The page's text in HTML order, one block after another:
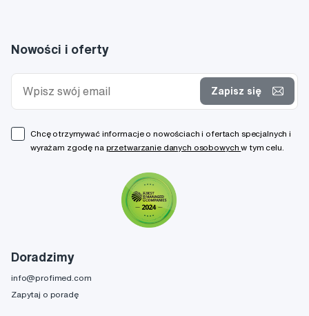
Doradzimy
info@profimed.com
Zapytaj o poradę
Nowości i oferty
Zapisz się
Chcę otrzymywać informacje o nowościach i ofertach specjalnych i
wyrażam zgodę na przetwarzanie danych osobowychw tym celu.